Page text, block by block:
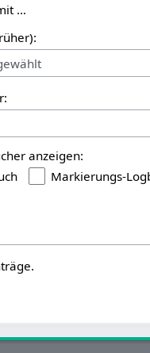
…
anzeigen:
Markierungs-